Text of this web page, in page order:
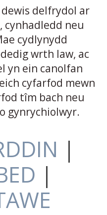
dewis delfrydol ar
cynhadledd neu
cydlynydd
wrth law, ac
yn ein canolfan
cyfarfod mewn
tîm bach neu
gynrychiolwyr.
|
|